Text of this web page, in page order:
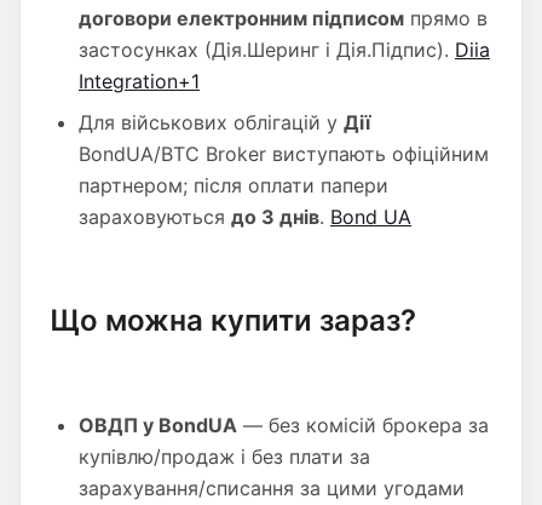
договори електронним підписом прямо в
застосунках (Дія.Шеринг і Дія.Підпис). Diia
Integration+1
Для військових облігацій у Дії
BondUA/BTC Broker виступають офіційним
партнером; після оплати папери
зараховуються до 3 днів. Bond UA
Що можна купити зараз?
ОВДП у BondUA — без комісій брокера за
купівлю/продаж і без плати за
зарахування/списання за цими угодами